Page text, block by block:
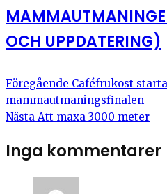
OCH UPPDATERING)
Föregående Caféfrukost
mammautmaningsfinalen
Nästa Att maxa 3000 meter
Inga kommentarer